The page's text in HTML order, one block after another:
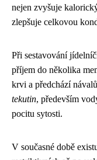
nejen zvyšuje
zlepšuje celkovou
Při sestavování
příjem do několika
krvi a předchází
tekutin, především
pocitu sytosti.
V současné době